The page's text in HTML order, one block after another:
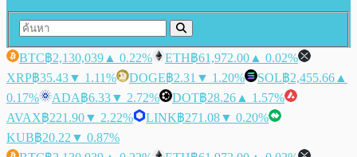
BTC฿2,130,039 ▲ 0.22% ETH฿61,972.00 ▲ 0.02%
XRP฿35.43▼ 1.11% DOGE฿2.31 ▼ 1.20% SOL฿2,455.66 ▲
0.17%
ADA฿6.33▼ 2.72% DOT฿28.26 ▲ 1.57%
AVAX฿221.90▼ 2.22% LINK฿271.08▼ 0.20%
KUB฿20.22 ▼ 0.87%